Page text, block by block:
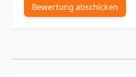
Bewertung abschicken